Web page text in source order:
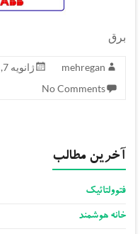
برق
mehregan ژانویه 7, 2017
No Comments
آخرین مطالب
فتوولتائیک
خانه هوشمند